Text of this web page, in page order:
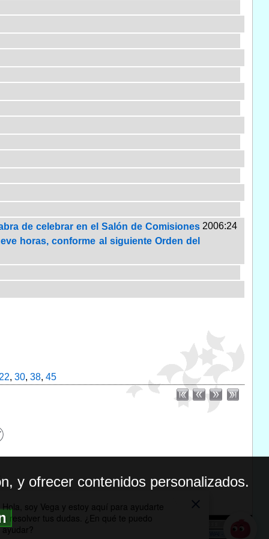
de celebrar en el Salón de Comisiones
horas, conforme al siguiente Orden del
2006:24
22, 30, 38, 45
DE PRIVACIDAD
y ofrecer contenidos personalizados.